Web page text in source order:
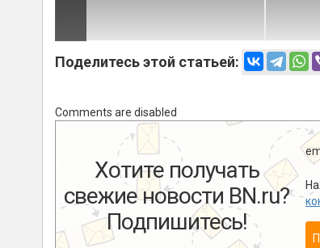
Поделитесь этой статьей:
Comments are disabled
Хотите получать
свежие новости BN.ru?
Подпишитесь!